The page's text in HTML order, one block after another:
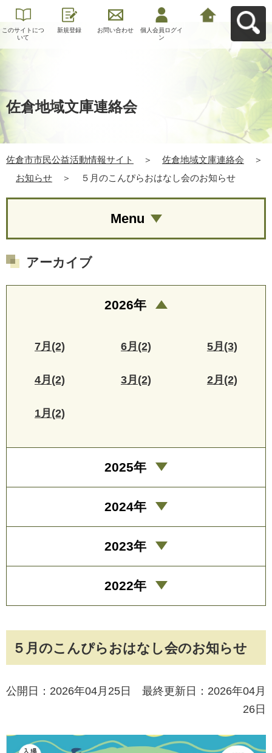
このサイトにつ
いて
新規登録 お問い合わせ
個人会員ログイ
ン
佐倉地域文庫連絡会
佐倉市市民公益活動情報サイト ＞ 佐倉地域文庫連絡会
＞
お知らせ
＞ ５月のこんぴらおはなし会のお知らせ
５月のこんぴらおはなし会のお知らせ
公開日：2026年04月25日 最終更新日：2026年04月
26日
Menu
アーカイブ
2026年
7月(2) 6月(2) 5月(3)
4月(2) 3月(2) 2月(2)
1月(2)
2025年
2024年
2023年
2022年